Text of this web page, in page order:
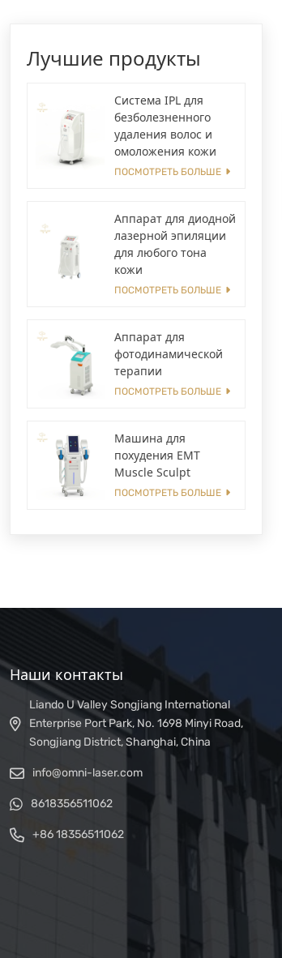
Лучшие продукты
Система IPL для
безболезненного
удаления волос и
омоложения кожи
ПОСМОТРЕТЬ БОЛЬШЕ
Аппарат для диодной
лазерной эпиляции
для любого тона
кожи
ПОСМОТРЕТЬ БОЛЬШЕ
Аппарат для
фотодинамической
терапии
ПОСМОТРЕТЬ БОЛЬШЕ
Машина для
похудения EMT
Muscle Sculpt
ПОСМОТРЕТЬ БОЛЬШЕ
Наши контакты
Liando U Valley Songjiang International
Enterprise Port Park, No. 1698 Minyi Road,
Songjiang District, Shanghai, China
info@omni-laser.com
8618356511062
+86 18356511062